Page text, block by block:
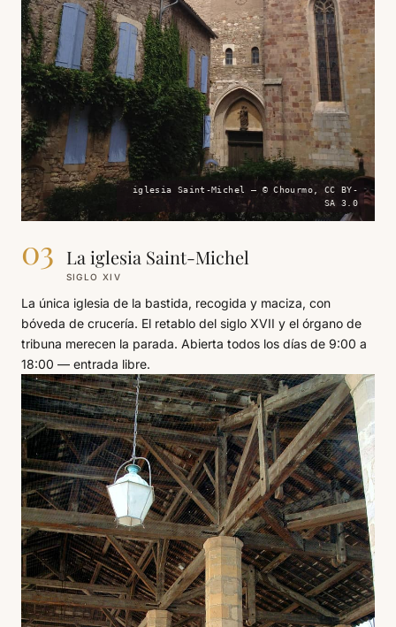
iglesia Saint-Michel — © Chourmo, CC BY-
SA 3.0
03
SIGLO XIV
La iglesia Saint-Michel
La única iglesia de la bastida, recogida y maciza, con
bóveda de crucería. El retablo del siglo XVII y el órgano de
tribuna merecen la parada. Abierta todos los días de 9:00 a
18:00 — entrada libre.